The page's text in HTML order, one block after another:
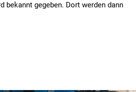
bekannt gegeben. Dort werden dann